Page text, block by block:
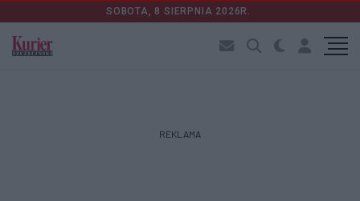
SOBOTA, 8 SIERPNIA 2026R.
REKLAMA